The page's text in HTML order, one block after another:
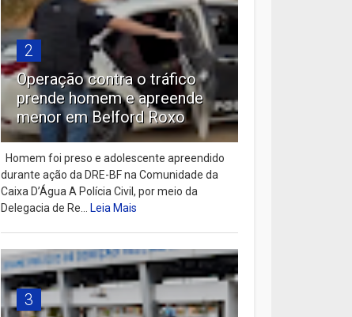
2
Operação contra o tráfico
prende homem e apreende
menor em Belford Roxo
Homem foi preso e adolescente apreendido
durante ação da DRE-BF na Comunidade da
Caixa D’Água A Polícia Civil, por meio da
Delegacia de Re...Leia Mais
3